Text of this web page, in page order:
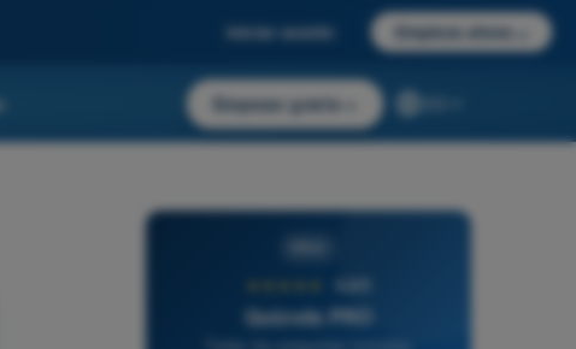
Iniciar sesión Empieza ahora
Empezar gratis
4,6/5
Quizvds PRO